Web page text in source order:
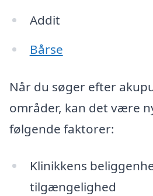
Addit
Bårse
Når du søger efter
områder, kan det være
følgende faktorer:
Klinikkens
tilgængelighed